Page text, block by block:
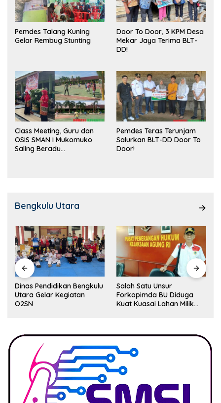
Pemdes Talang Kuning
Gelar Rembug Stunting
Door To Door, 3 KPM Desa
Mekar Jaya Terima BLT-
DD!
Class Meeting, Guru dan
OSIS SMAN I Mukomuko
Saling Beradu
Pemdes Teras Terunjam
Salurkan BLT-DD Door To
Door!
Bengkulu Utara
Dinas Pendidikan Bengkulu
Utara Gelar Kegiatan
O2SN
Salah Satu Unsur
Forkopimda BU Diduga
Kuat Kuasai Lahan Milik